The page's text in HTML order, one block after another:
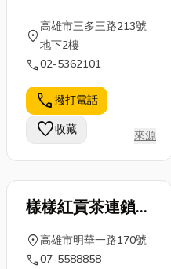
介，甚至破壞
房屋結構與財
產。 但別擔
心！專業的室
內外害蟲防治
與環境消毒服
務，能幫你徹
底根...
和健
織，
悄地
理負
現」 長期的
Chocolatier(新光
三越高雄三多店)
location_on
高雄市三多三路213號
地下2樓
call02-5362101
call撥打電話
favorite收藏 來源
樣樣紅貢茶連鎖茶
飲事業
location_on高雄市明華一路170號
call07-5588858